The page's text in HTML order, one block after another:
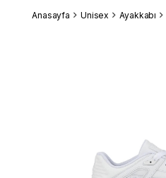
Anasayfa Unisex Ayakkabı